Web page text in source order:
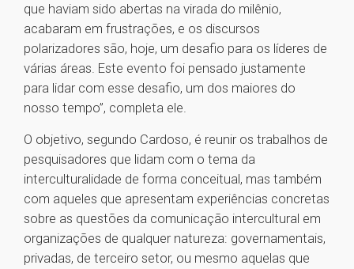
que haviam sido abertas na virada do milênio,
acabaram em frustrações, e os discursos
polarizadores são, hoje, um desafio para os líderes de
várias áreas. Este evento foi pensado justamente
para lidar com esse desafio, um dos maiores do
nosso tempo”, completa ele.
O objetivo, segundo Cardoso, é reunir os trabalhos de
pesquisadores que lidam com o tema da
interculturalidade de forma conceitual, mas também
com aqueles que apresentam experiências concretas
sobre as questões da comunicação intercultural em
organizações de qualquer natureza: governamentais,
privadas, de terceiro setor, ou mesmo aquelas que